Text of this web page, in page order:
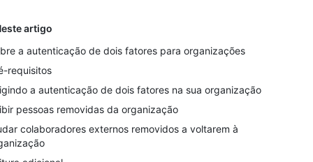
artigo
a autenticação de dois fatores para organizações
requisitos
a autenticação de dois fatores na sua organização
pessoas removidas da organização
colaboradores externos removidos a voltarem à